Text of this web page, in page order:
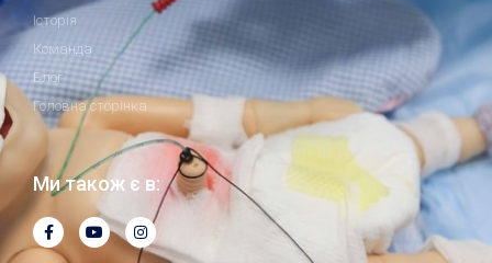
Історія
Команда
Блог
Головна сторінка
Ми також є в: